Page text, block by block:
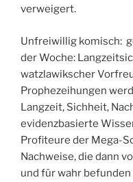
verweigert.
Unfreiwillig komisch:
der Woche:
watzlawikscher
Prophezeihungen
Langzeit, Sichheit,
evidenzbasierte
Profiteure der Mega-
Nachweise, die dann
und für wahr